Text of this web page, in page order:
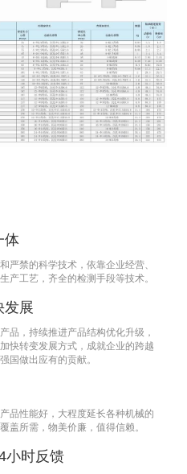
体
严禁的科学技术，依靠企业经营、
产工艺，齐全的检测手段等技术。
发展
品，持续推进产品结构优化升级，
快转变发展方式，成就企业的跨越
国做出应有的贡献。
品性能好，大程度延长各种机械的
盖所需，物美价廉，值得信赖。
小时反馈